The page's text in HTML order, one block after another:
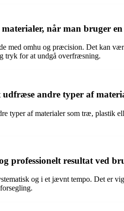
når man bruger
med omhu og præcision. Det kan
tryk for at undgå overfræsning.
andre typer af
typer af materialer som træ,
professionelt resultat ved
og i et jævnt tempo. Det